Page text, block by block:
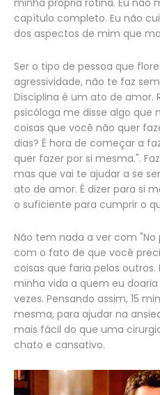
minha própria rotina. Eu não
capítulo completo. Eu não
dos aspectos de mim que
Ser o tipo de pessoa que
agressividade, não te faz
Disciplina é um ato de
psicóloga me disse algo que
coisas que você não quer
dias? É hora de começar a
quer fazer por si mesma.".
mas que vai te ajudar a se
ato de amor. É dizer para si
o suficiente para cumprir o
Não tem nada a ver com
com o fato de que você
coisas que faria pelos
minha vida a quem eu
vezes. Pensando assim, 15
mesma, para ajudar na
mais fácil do que uma
chato e cansativo.